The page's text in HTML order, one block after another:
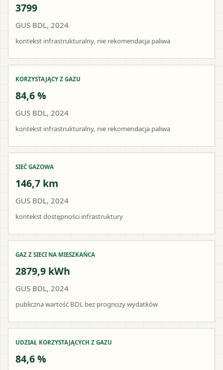
3799
GUS BDL, 2024
kontekst infrastrukturalny, nie rekomendacja paliwa
KORZYSTAJĄCY Z GAZU
84,6 %
GUS BDL, 2024
kontekst infrastrukturalny, nie rekomendacja paliwa
SIEĆ GAZOWA
146,7 km
GUS BDL, 2024
kontekst dostępności infrastruktury
GAZ Z SIECI NA MIESZKAŃCA
2879,9 kWh
GUS BDL, 2024
publiczna wartość BDL bez prognozy wydatków
UDZIAŁ KORZYSTAJĄCYCH Z GAZU
84,6 %